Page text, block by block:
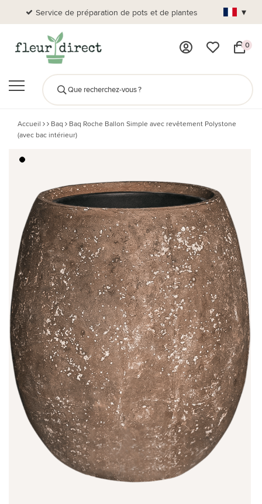
Service de préparation de pots et de plantes Plus
▾
0
Accueil Baq
Baq Roche Ballon Simple avec revêtement Polystone
(avec bac intérieur)